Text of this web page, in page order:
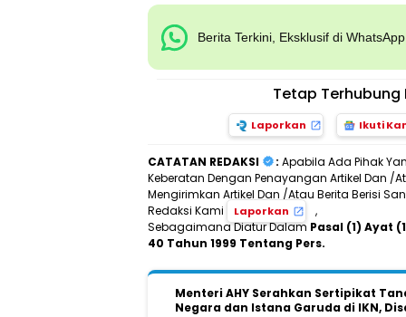
Berita Terkini, Eksklusif di WhatsApp
Tetap Terhubung
Laporkan Ikuti
CATATAN REDAKSI : Apabila Ada Pihak
Keberatan Dengan Penayangan Artikel Dan /
Mengirimkan Artikel Dan /Atau Berita Berisi
Redaksi Kami
Laporkan
,
Sebagaimana Diatur Dalam Pasal (1) Ayat
40 Tahun 1999 Tentang Pers.
Menteri AHY Serahkan Sertipikat
Negara dan Istana Garuda di IKN,